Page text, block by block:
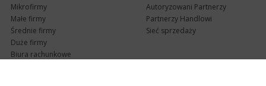
Mikrofirmy
Małe firmy
Średnie firmy
Duże firmy
Biura rachunkowe
Autoryzowani Partnerzy
Partnerzy Handlowi
Sieć sprzedaży